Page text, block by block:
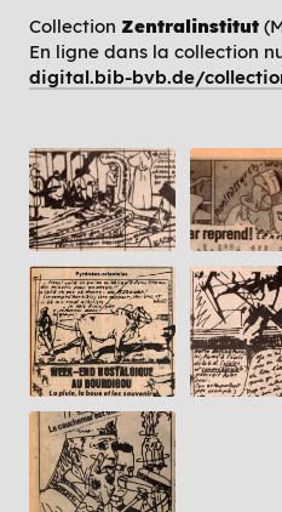
Collection Zentralinstitut
En ligne dans la collection
digital.bib-bvb.de/